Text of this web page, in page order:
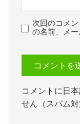
次回のコメ
の名前、メー
コメントに日
せん（スパム対